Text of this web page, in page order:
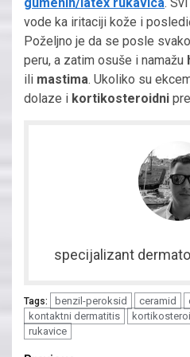
gumenih/latex rukavica.
vode ka iritaciji kože i
Poželjno je da se posle
peru, a zatim osuše i namažu
ili mastima. Ukoliko su
dolaze i kortikosteroidni
specijalizant
Tags: benzil-peroksid ceramid
kontaktni dermatitis
rukavice